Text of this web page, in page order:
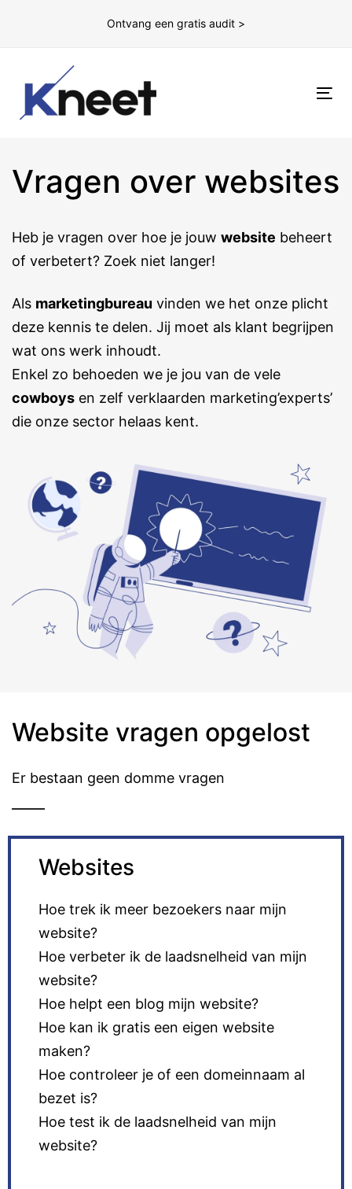
Ontvang een gratis audit >
Vragen over websites
Heb je vragen over hoe je jouw website beheert
of verbetert? Zoek niet langer!
Als marketingbureau vinden we het onze plicht
deze kennis te delen. Jij moet als klant begrijpen
wat ons werk inhoudt.
Enkel zo behoeden we je jou van de vele
cowboys en zelf verklaarden marketing’experts’
die onze sector helaas kent.
Website vragen opgelost
Er bestaan geen domme vragen
Websites
Hoe trek ik meer bezoekers naar mijn
website?
Hoe verbeter ik de laadsnelheid van mijn
website?
Hoe helpt een blog mijn website?
Hoe kan ik gratis een eigen website
maken?
Hoe controleer je of een domeinnaam al
bezet is?
Hoe test ik de laadsnelheid van mijn
website?